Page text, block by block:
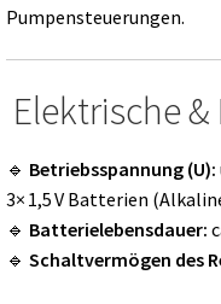
Pumpensteuerungen.
Elektrische &
🔹 Betriebsspannung (U):
3× 1,5 V Batterien
🔹 Batterielebensdauer:
🔹 Schaltvermögen des